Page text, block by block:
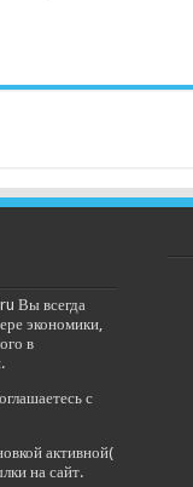
Вы всегда
экономики,
в
с
активной(
на сайт.